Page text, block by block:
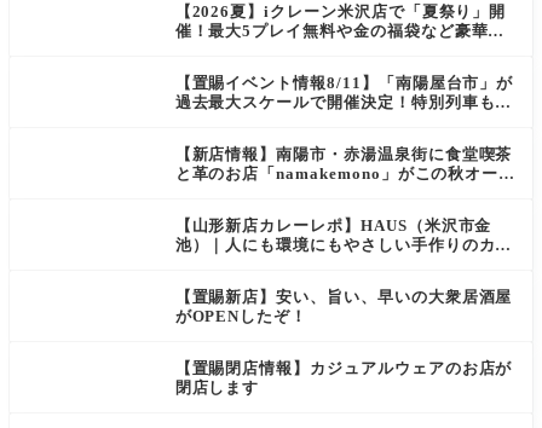
【2026夏】iクレーン米沢店で「夏祭り」開
催！最大5プレイ無料や金の福袋など豪華企
【置賜イベント情報8/11】「南陽屋台市」が
過去最大スケールで開催決定！特別列車も走
【新店情報】南陽市・赤湯温泉街に食堂喫茶
と革のお店「namakemono」がこの秋オープ
【山形新店カレーレポ】HAUS（米沢市金
池）｜人にも環境にもやさしい手作りのカフ
【置賜新店】安い、旨い、早いの大衆居酒屋
がOPENしたぞ！
【置賜閉店情報】カジュアルウェアのお店が
閉店します